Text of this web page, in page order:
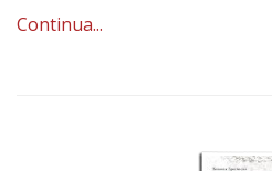
Continua...